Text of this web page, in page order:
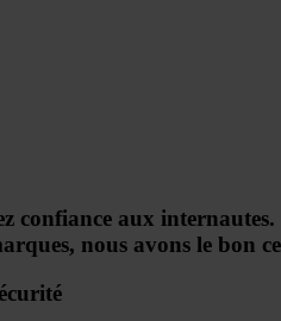
confiance aux internautes.
nous avons le bon